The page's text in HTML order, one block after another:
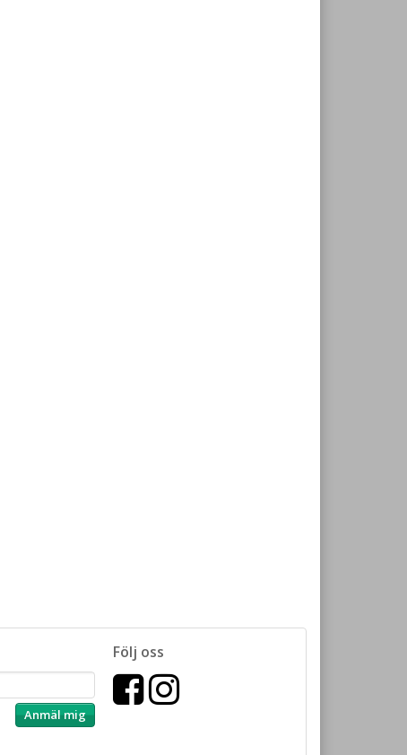
Följ oss
Anmäl mig